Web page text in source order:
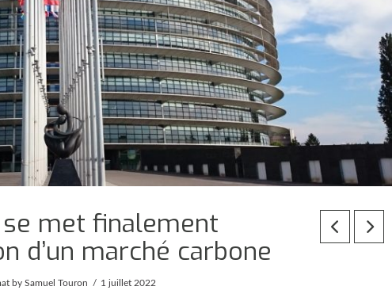
met finalement
d’un marché carbone
by Samuel Touron 1 juillet 2022